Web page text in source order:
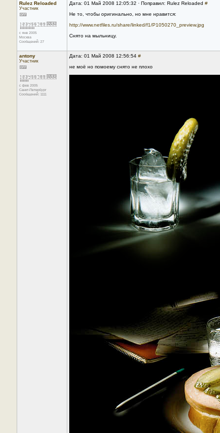
Rulez Reloaded
Участник
с янв 2005
Москва
Сообщений: 27
Дата: 01 Май 2008 12:05:32 · Поправил: Rulez Reloaded #
Не то, чтобы оригинально, но мне нравится:
http://www.netfiles.ru/share/linked/f1/P1050270_preview.jpg
Снято на мыльницу.
antony
Участник
с фев 2005
Санкт-Петербург
Сообщений: 1111
Дата: 01 Май 2008 12:56:54 #
не моё но помоему снято не плохо